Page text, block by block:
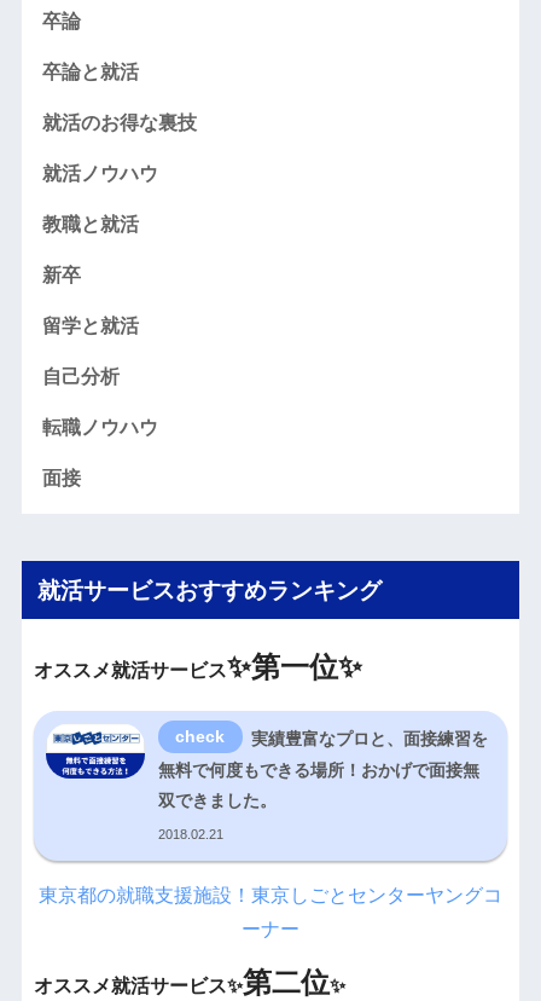
卒論
卒論と就活
就活のお得な裏技
就活ノウハウ
教職と就活
新卒
留学と就活
自己分析
転職ノウハウ
面接
就活サービスおすすめランキング
オススメ就活サービス✨第一位✨
実績豊富なプロと、面接練習を
無料で何度もできる場所！おかげで面接無
双できました。
2018.02.21
東京都の就職支援施設！東京しごとセンターヤングコ
ーナー
オススメ就活サービス✨第二位✨